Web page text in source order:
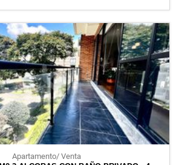
Apartamento/ Venta